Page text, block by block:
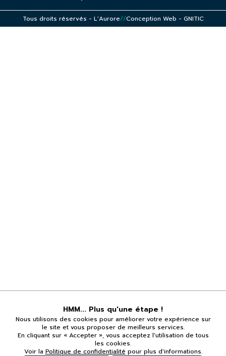
Tous droits réservés - L'Aurore//Conception Web - GNITIC
HMM... Plus qu'une étape !
Nous utilisons des cookies pour améliorer votre expérience sur
le site et vous proposer de meilleurs services.
En cliquant sur « Accepter », vous acceptez l'utilisation de tous
les cookies.
Voir la Politique de confidentialité pour plus d'informations.